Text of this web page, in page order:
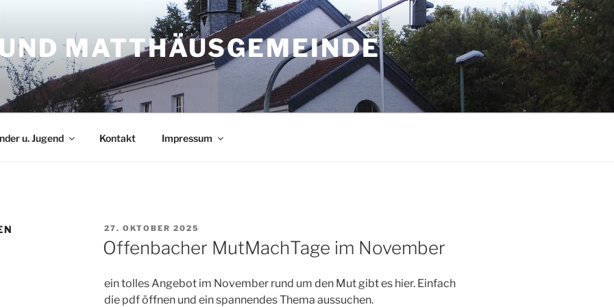
MATTHÄUSGEMEINDE
u. Jugend Kontakt Impressum
VERÖFFENTLICHT
AM
27. OKTOBER 2025
Offenbacher MutMachTage im November
ein tolles Angebot im November rund um den Mut gibt es hier. Einfach
die pdf öffnen und ein spannendes Thema aussuchen.